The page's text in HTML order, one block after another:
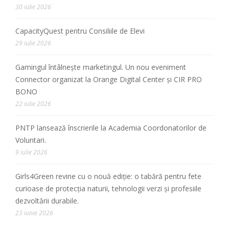
30 iulie 2026
CapacityQuest pentru Consiliile de Elevi
29 iulie 2026
Gamingul întâlnește marketingul. Un nou eveniment
Connector organizat la Orange Digital Center și CIR PRO
BONO
22 iulie 2026
PNTP lansează înscrierile la Academia Coordonatorilor de
Voluntari.
9 iulie 2026
Girls4Green revine cu o nouă ediție: o tabără pentru fete
curioase de protecția naturii, tehnologii verzi și profesiile
dezvoltării durabile.
23 iunie 2026